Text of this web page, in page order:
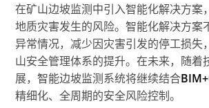
在矿山边坡监测中引入智能化解决方案
地质灾害发生的风险。智能化解决方案
异常情况，减少因灾害引发的停工损失
山安全管理体系的提升。在未来，随着
展，智能边坡监测系统将继续结合
精细化、全周期的安全风险控制。